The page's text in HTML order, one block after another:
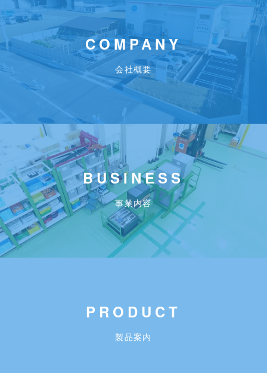
COMPANY
会社概要
BUSINESS
事業内容
PRODUCT
製品案内